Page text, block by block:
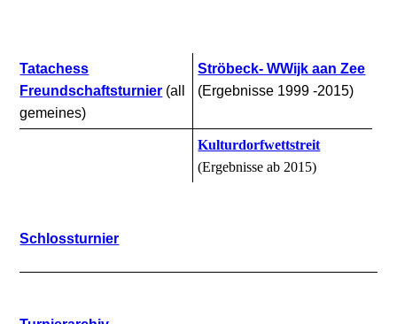
Tatachess
Freundschaftsturnier (all
gemeines)
Ströbeck- WWijk aan Zee
(Ergebnisse 1999 -2015)
Kulturdorfwettstreit
(Ergebnisse ab 2015)
Schlossturnier